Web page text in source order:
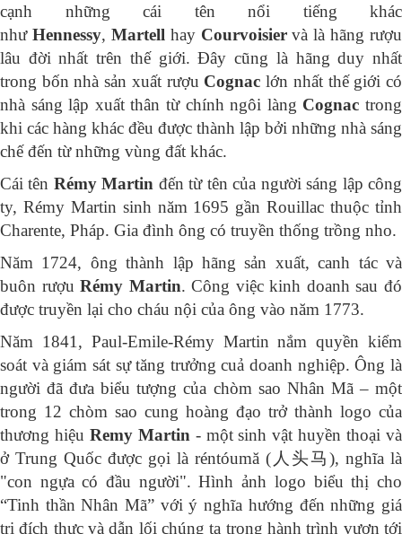
cạnh những cái tên nổi tiếng khác
như Hennessy, Martell hay Courvoisiervà là hãng rượu
lâu đời nhất trên thế giới. Đây cũng là hãng duy nhất
trong bốn nhà sản xuất rượu Cognac lớn nhất thế giới có
nhà sáng lập xuất thân từ chính ngôi làng Cognac trong
khi các hàng khác đều được thành lập bởi những nhà sáng
chế đến từ những vùng đất khác.
Cái tên Rémy Martin đến từ tên của người sáng lập công
ty, Rémy Martin sinh năm 1695 gần Rouillac thuộc tỉnh
Charente, Pháp. Gia đình ông có truyền thống trồng nho.
Năm 1724, ông thành lập hãng sản xuất, canh tác và
buôn rượuRémy Martin. Công việc kinh doanh sau đó
được truyền lại cho cháu nội của ông vào năm 1773.
Năm 1841, Paul-Emile-Rémy Martin nắm quyền kiểm
soát và giám sát sự tăng trưởng cuả doanh nghiệp. Ông là
người đã đưa biểu tượng của chòm sao Nhân Mã – một
trong 12 chòm sao cung hoàng đạo trở thành logo của
thương hiệu Remy Martin - một sinh vật huyền thoại và
ở Trung Quốc được gọi là réntóumă (人头马), nghĩa là
"con ngựa có đầu người". Hình ảnh logo biểu thị cho
“Tinh thần Nhân Mã” với ý nghĩa hướng đến những giá
trị đích thực và dẫn lối chúng ta trong hành trình vươn tới